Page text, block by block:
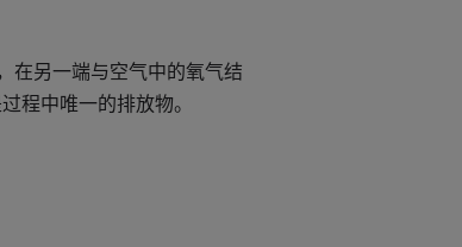
在另一端与空气中的氧气结
程中唯一的排放物。